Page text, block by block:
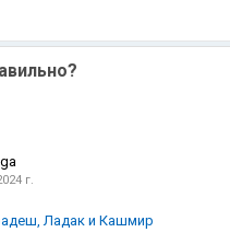
г.
Ладак и Кашмир